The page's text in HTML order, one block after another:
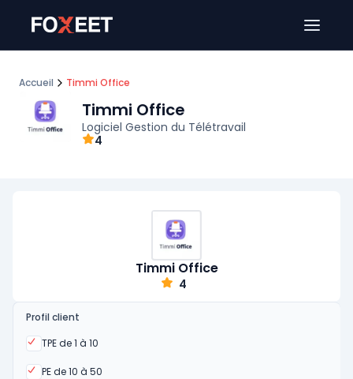
Accueil Timmi Office
Timmi Office
Logiciel Gestion du Télétravail
4
Timmi Office
4
Profil client
TPE de 1 à 10
Oui
PE de 10 à 50
Oui